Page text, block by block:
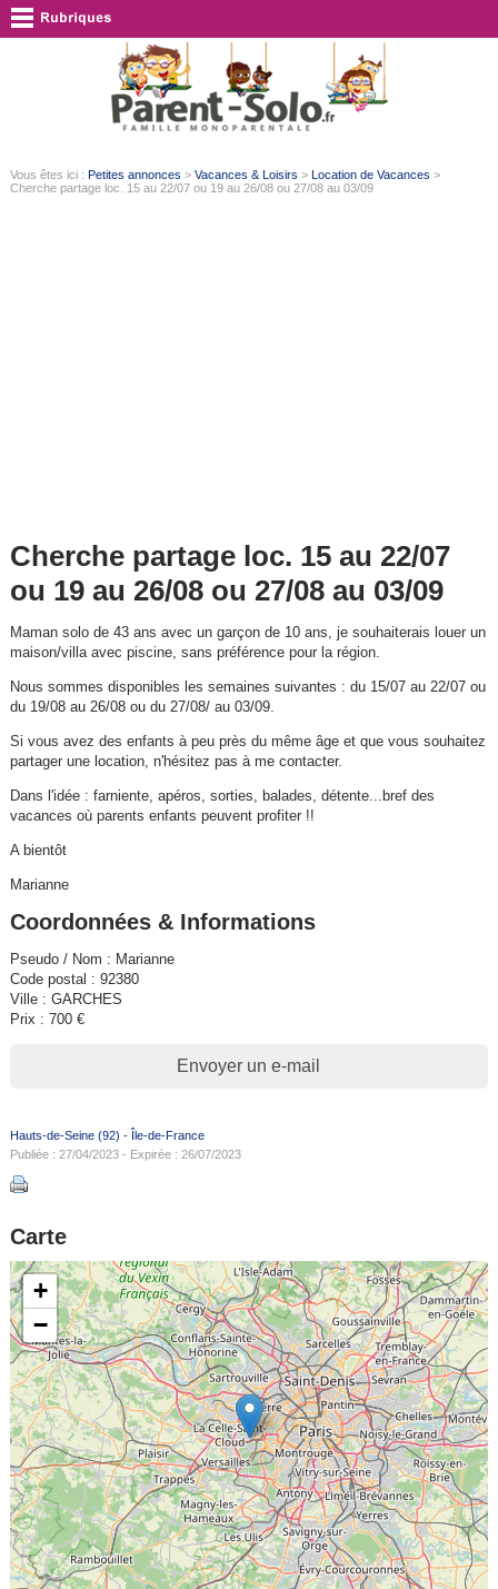
Vous êtes ici : Petites annonces > Vacances & Loisirs > Location de Vacances >
Cherche partage loc. 15 au 22/07 ou 19 au 26/08 ou 27/08 au 03/09
Cherche partage loc. 15 au 22/07
ou 19 au 26/08 ou 27/08 au 03/09
Maman solo de 43 ans avec un garçon de 10 ans, je souhaiterais louer un
maison/villa avec piscine, sans préférence pour la région.
Nous sommes disponibles les semaines suivantes : du 15/07 au 22/07 ou
du 19/08 au 26/08 ou du 27/08/ au 03/09.
Si vous avez des enfants à peu près du même âge et que vous souhaitez
partager une location, n'hésitez pas à me contacter.
Dans l'idée : farniente, apéros, sorties, balades, détente...bref des
vacances où parents enfants peuvent profiter !!
A bientôt
Marianne
Coordonnées & Informations
Pseudo / Nom : Marianne
Code postal : 92380
Ville : GARCHES
Prix : 700 €
Envoyer un e-mail
Hauts-de-Seine (92) - Île-de-France
Publiée : 27/04/2023 - Expirée : 26/07/2023
Carte
+
−